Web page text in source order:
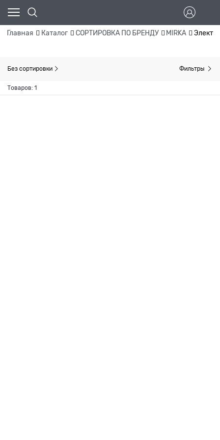
Главная Каталог СОРТИРОВКА ПО БРЕНДУ MIRKA
Без сортировки Фильтры
Товаров: 1